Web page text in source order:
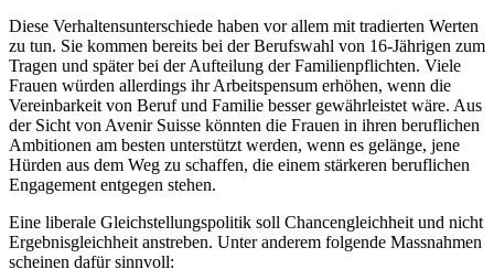
Diese Verhaltensunterschiede haben vor allem mit tradierten Werten
zu tun. Sie kommen bereits bei der Berufswahl von 16-Jährigen zum
Tragen und später bei der Aufteilung der Familienpflichten. Viele
Frauen würden allerdings ihr Arbeitspensum erhöhen, wenn die
Vereinbarkeit von Beruf und Familie besser gewährleistet wäre. Aus
der Sicht von Avenir Suisse könnten die Frauen in ihren beruflichen
Ambitionen am besten unterstützt werden, wenn es gelänge, jene
Hürden aus dem Weg zu schaffen, die einem stärkeren beruflichen
Engagement entgegen stehen.
Eine liberale Gleichstellungspolitik soll Chancengleichheit und nicht
Ergebnisgleichheit anstreben. Unter anderem folgende Massnahmen
scheinen dafür sinnvoll: